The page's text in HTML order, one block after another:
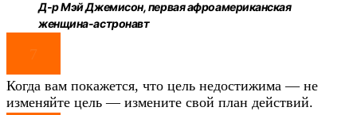
Д-р Мэй Джемисон, первая афроамериканская
женщина-астронавт
7
Когда вам покажется, что цель недостижима — не
изменяйте цель — измените свой план действий.